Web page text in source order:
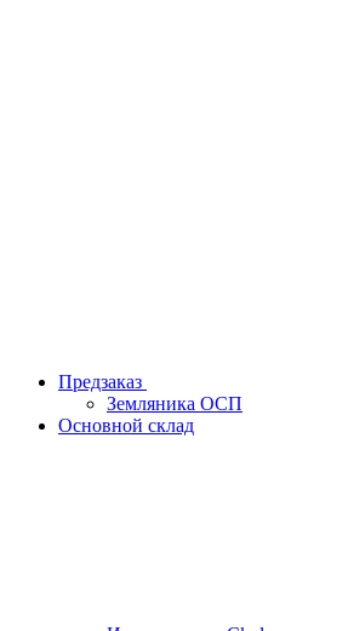
Предзаказ
Земляника ОСП
Основной склад